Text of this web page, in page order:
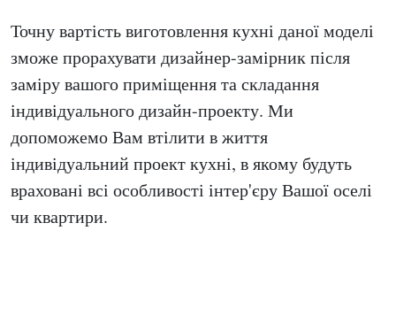
Точну вартість виготовлення кухні даної моделі
зможе прорахувати дизайнер-замірник після
заміру вашого приміщення та складання
індивідуального дизайн-проекту. Ми
допоможемо Вам втілити в життя
індивідуальний проект кухні, в якому будуть
враховані всі особливості інтер'єру Вашої оселі
чи квартири.